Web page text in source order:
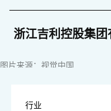
浙江吉利控股集团
图片来源：视觉中国
行业